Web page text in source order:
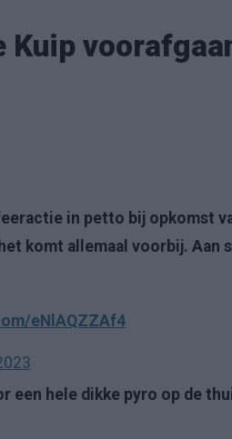
in petto bij opkomst
komt allemaal voorbij. Aan
eNlAQZZAf4
een hele dikke pyro op de